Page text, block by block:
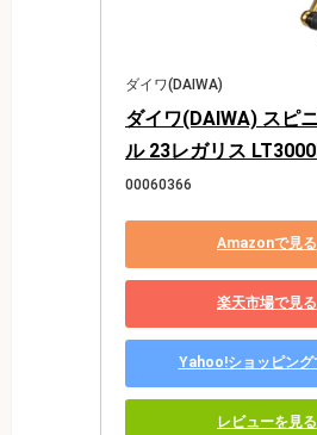
ダイワ(DAIWA)
ダイワ(DAIWA) スピ
ル 23レガリス
00060366
Amazonで見る
楽天市場で見る
Yahoo!ショッピング
レビューを見る